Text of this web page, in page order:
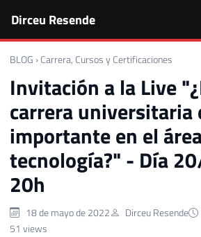
Dirceu Resende
BLOG › Carrera, Cursos y Certificaciones
Invitación a la Live
carrera universitaria
importante en el
tecnología?" - Día
20h
18 de mayo de 2022 Dirceu Resende
51 views